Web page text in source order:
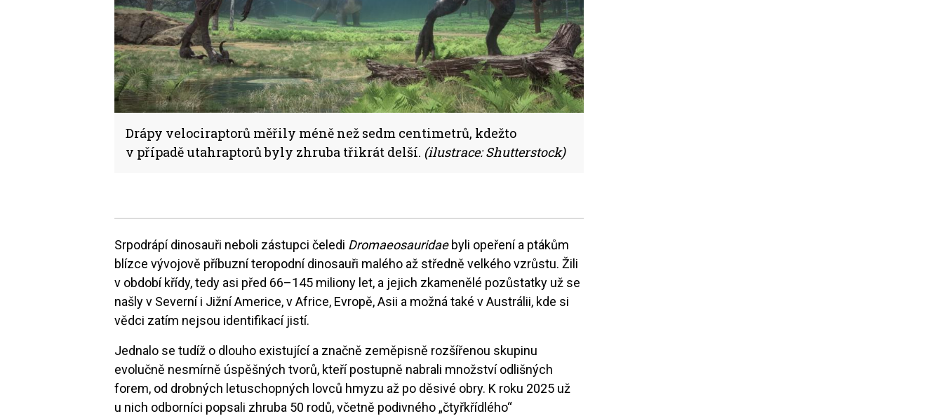
Drápy velociraptorů měřily méně než sedm centimetrů, kdežto
v případě utahraptorů byly zhruba třikrát delší. (ilustrace: Shutterstock)
Srpodrápí dinosauři neboli zástupci čeledi Dromaeosauridaebyli opeření a ptákům
blízce vývojově příbuzní teropodní dinosauři malého až středně velkého vzrůstu. Žili
v období křídy, tedy asi před 66–145 miliony let, a jejich zkamenělé pozůstatky už se
našly v Severní i Jižní Americe, v Africe, Evropě, Asii a možná také v Austrálii, kde si
vědci zatím nejsou identifikací jistí.
Jednalo se tudíž o dlouho existující a značně zeměpisně rozšířenou skupinu
evolučně nesmírně úspěšných tvorů, kteří postupně nabrali množství odlišných
forem, od drobných letuschopných lovců hmyzu až po děsivé obry. K roku 2025 už
u nich odborníci popsali zhruba 50 rodů, včetně podivného „čtyřkřídlého“